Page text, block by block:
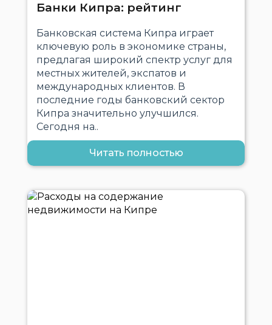
Банки Кипра: рейтинг
Банковская система Кипра играет
ключевую роль в экономике страны,
предлагая широкий спектр услуг для
местных жителей, экспатов и
международных клиентов. В
последние годы банковский сектор
Кипра значительно улучшился.
Сегодня на..
Читать полностью